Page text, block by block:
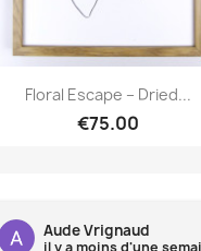
Quick view
Floral Escape – Dried...
€75.00
Aude Vrignaud
il y a moins d'une